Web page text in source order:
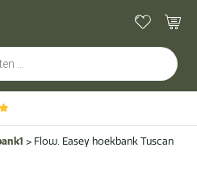
bezorging & montage
> Flow. Easey hoekbank Tuscan